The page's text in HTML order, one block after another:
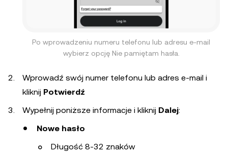
Po wprowadzeniu numeru telefonu lub adresu e-mail
wybierz opcję Nie pamiętam hasła.
Wprowadź swój numer telefonu lub adres e-mail i
kliknij Potwierdź
Wypełnij poniższe informacje i kliknij Dalej:
Nowe hasło
Długość 8-32 znaków